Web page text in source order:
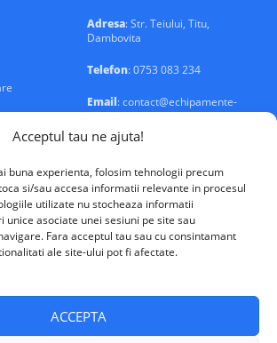
Acceptul tau ne ajuta!
buna experienta, folosim tehnologii precum
si/sau accesa informatii relevante in procesul
utilizate nu stocheaza informatii
unice asociate unei sesiuni pe site sau
Fara acceptul tau sau cu consintamant
ale site-ului pot fi afectate.
ACCEPTA
Adresa: Str. Teiului, Titu,
Dambovita
Telefon: 0753 083 234
Email: contact@echipamente-
electrice.ro
Electrical Solutions © 2026